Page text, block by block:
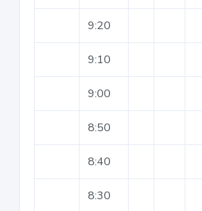
9:20
9:10
9:00
8:50
8:40
8:30